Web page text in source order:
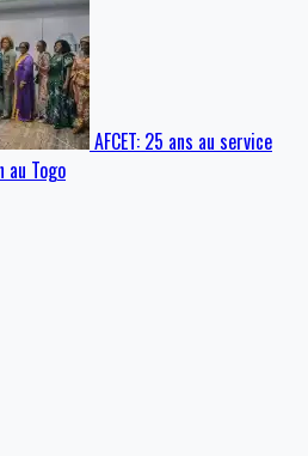
AFCET: 25 ans au service
Togo